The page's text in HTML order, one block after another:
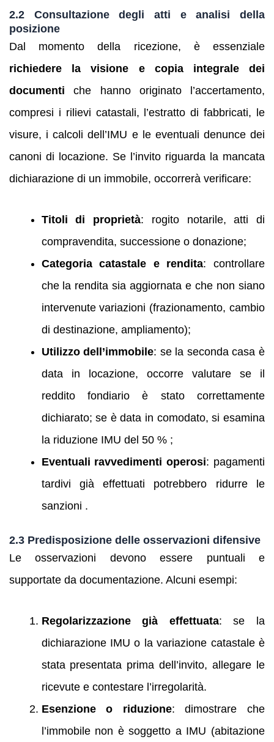
2.2 Consultazione degli atti e analisi della
posizione
Dal momento della ricezione, è essenziale
richiedere la visione e copia integrale dei
documenti che hanno originato l’accertamento,
compresi i rilievi catastali, l’estratto di fabbricati, le
visure, i calcoli dell’IMU e le eventuali denunce dei
canoni di locazione. Se l’invito riguarda la mancata
dichiarazione di un immobile, occorrerà verificare:
Titoli di proprietà: rogito notarile, atti di
compravendita, successione o donazione;
Categoria catastale e rendita: controllare
che la rendita sia aggiornata e che non siano
intervenute variazioni (frazionamento, cambio
di destinazione, ampliamento);
Utilizzo dell’immobile: se la seconda casa è
data in locazione, occorre valutare se il
reddito fondiario è stato correttamente
dichiarato; se è data in comodato, si esamina
la riduzione IMU del 50 % ;
Eventuali ravvedimenti operosi: pagamenti
tardivi già effettuati potrebbero ridurre le
sanzioni .
2.3 Predisposizione delle osservazioni difensive
Le osservazioni devono essere puntuali e
supportate da documentazione. Alcuni esempi:
Regolarizzazione già effettuata: se la
dichiarazione IMU o la variazione catastale è
stata presentata prima dell’invito, allegare le
ricevute e contestare l’irregolarità.
Esenzione o riduzione: dimostrare che
l’immobile non è soggetto a IMU (abitazione